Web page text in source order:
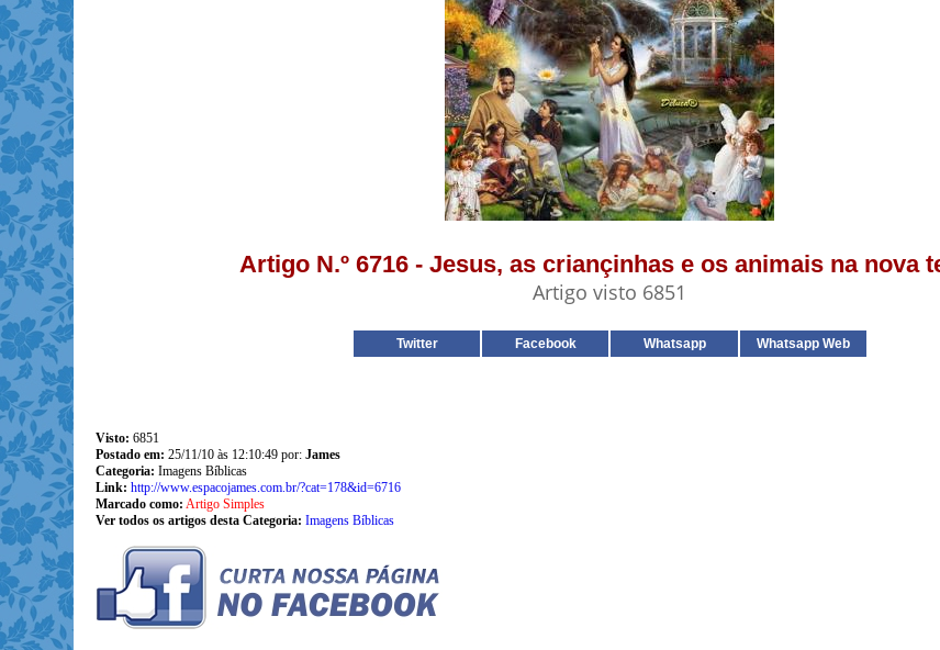
Artigo N.º 6716 - Jesus, as criançinhas e os animais na nova
Artigo visto 6851
Twitter Facebook Whatsapp Whatsapp Web
Visto: 6851
Postado em: 25/11/10 às 12:10:49 por: James
Categoria: Imagens Bíblicas
Link: http://www.espacojames.com.br/?cat=178&id=6716
Marcado como: Artigo Simples
Ver todos os artigos desta Categoria: Imagens Bíblicas